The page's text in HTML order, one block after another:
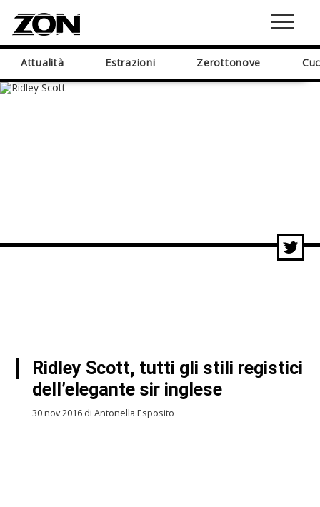
Attualità Estrazioni Zerottonove
Ridley Scott, tutti gli stili registici
dell’elegante sir inglese
30 nov 2016 di Antonella Esposito